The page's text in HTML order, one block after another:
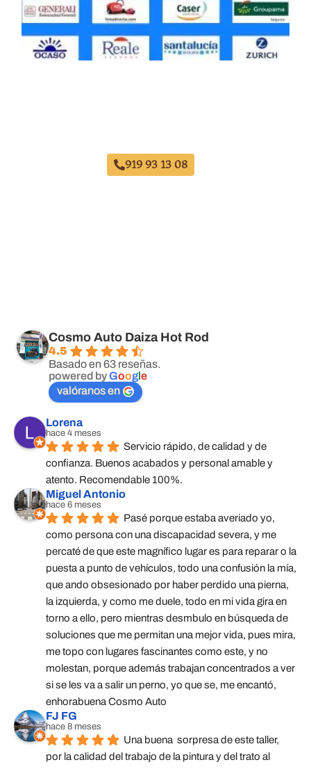
919 93 13 08
Cosmo Auto Daiza Hot Rod
4.5
Basado en 63 reseñas.
powered byGoogle
valóranos en
Lorena
hace 4 meses
Servicio rápido, de calidad y de
confianza. Buenos acabados y personal amable y
atento. Recomendable 100%.
Miguel Antonio
hace 6 meses
Pasé porque estaba averiado yo,
como persona con una discapacidad severa, y me
percaté de que este magnífico lugar es para reparar o la
puesta a punto de vehículos, todo una confusión la mía,
que ando obsesionado por haber perdido una pierna,
la izquierda, y como me duele, todo en mi vida gira en
torno a ello, pero mientras desmbulo en búsqueda de
soluciones que me permitan una mejor vida, pues mira,
me topo con lugares fascinantes como este, y no
molestan, porque además trabajan concentrados a ver
si se les va a salir un perno, yo que se, me encantó,
enhorabuena Cosmo Auto
FJ FG
hace 8 meses
Una buena  sorpresa de este taller,
por la calidad del trabajo de la pintura y del trato al